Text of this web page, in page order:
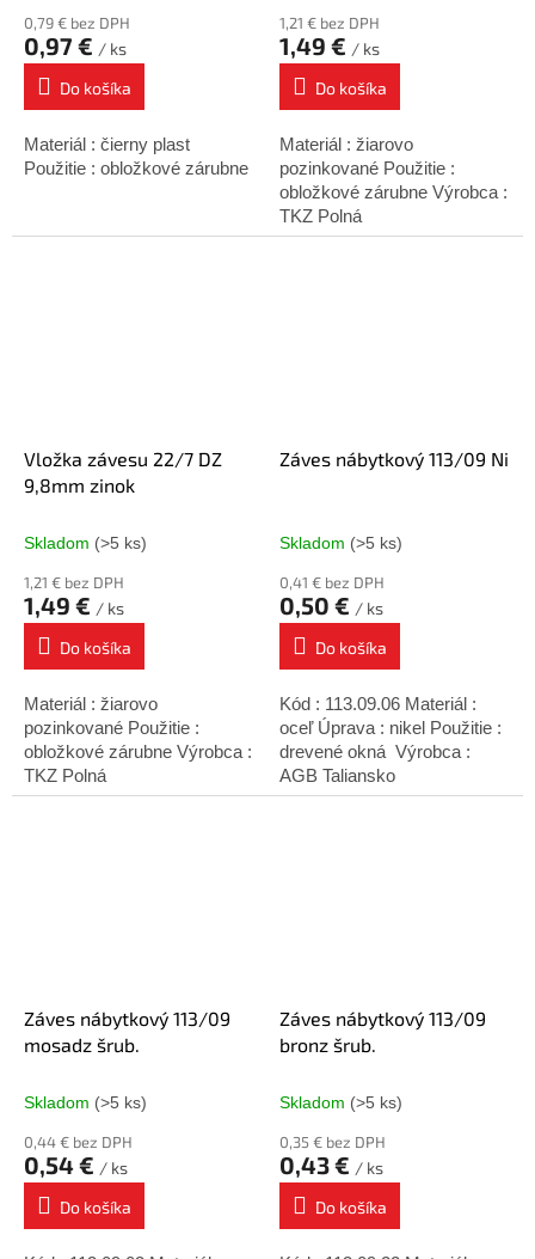
0,79 € bez DPH
0,97 € / ks
Do košíka
Materiál : čierny plast
Použitie : obložkové zárubne
1,21 € bez DPH
1,49 € / ks
Do košíka
Materiál : žiarovo
pozinkované Použitie :
obložkové zárubne Výrobca :
TKZ Polná
Vložka závesu 22/7 DZ
9,8mm zinok
Skladom (>5 ks)
1,21 € bez DPH
1,49 € / ks
Do košíka
Materiál : žiarovo
pozinkované Použitie :
obložkové zárubne Výrobca :
TKZ Polná
Záves nábytkový 113/09 Ni
Skladom (>5 ks)
0,41 € bez DPH
0,50 € / ks
Do košíka
Kód : 113.09.06 Materiál :
oceľ Úprava : nikel Použitie :
drevené okná Výrobca :
AGB Taliansko
Záves nábytkový 113/09
mosadz šrub.
Skladom (>5 ks)
0,44 € bez DPH
0,54 € / ks
Do košíka
Záves nábytkový 113/09
bronz šrub.
Skladom (>5 ks)
0,35 € bez DPH
0,43 € / ks
Do košíka